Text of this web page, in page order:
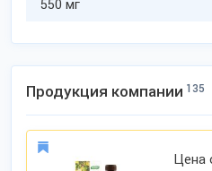
550 мг
Продукция компании 135
Цена